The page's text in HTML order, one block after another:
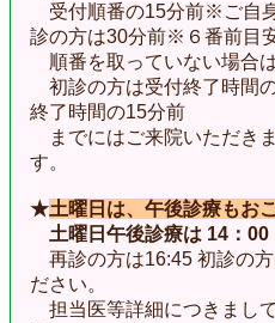
受付順番の15分前※ ご自
診の方は30分前※６番前目
順番を取っていない場合は
初診の方は受付終了時間
終了時間の15分前
までにはご来院いただき
す。
★土曜日は、午後診療もお
土曜日午後診療は 14：00
再診の方は16:45 初診の
ださい。
担当医等詳細につきまし